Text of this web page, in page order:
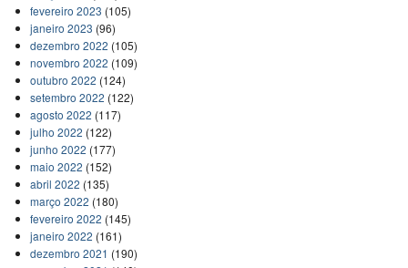
fevereiro 2023 (105)
janeiro 2023 (96)
dezembro 2022 (105)
novembro 2022 (109)
outubro 2022 (124)
setembro 2022 (122)
agosto 2022 (117)
julho 2022 (122)
junho 2022 (177)
maio 2022 (152)
abril 2022 (135)
março 2022 (180)
fevereiro 2022 (145)
janeiro 2022 (161)
dezembro 2021 (190)